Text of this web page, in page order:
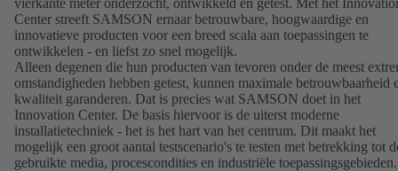
Center streeft SAMSON ernaar betrouwbare, hoogwaardige en
innovatieve producten voor een breed scala aan toepassingen te
ontwikkelen - en liefst zo snel mogelijk.
Alleen degenen die hun producten van tevoren onder de meest
omstandigheden hebben getest, kunnen maximale betrouwbaarheid
kwaliteit garanderen. Dat is precies wat SAMSON doet in het
Innovation Center. De basis hiervoor is de uiterst moderne
installatietechniek - het is het hart van het centrum. Dit maakt het
mogelijk een groot aantal testscenario's te testen met betrekking tot
gebruikte media, procescondities en industriële toepassingsgebieden.